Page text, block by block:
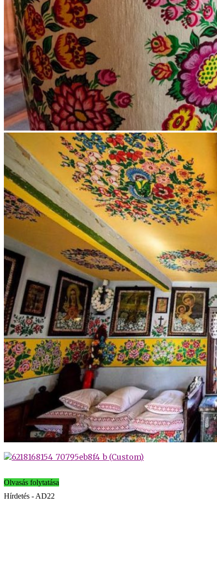
Olvasás folytatása
Hírdetés - AD22